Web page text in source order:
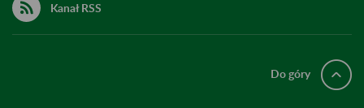
Kanał RSS
Do góry